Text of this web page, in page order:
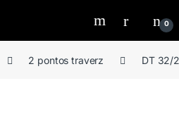
0
2 pontos traverz DT 32/